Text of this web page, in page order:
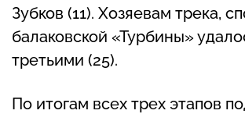
Зубков (11). Хозяевам трека,
балаковской «Турбины»
третьими (25).
По итогам всех трех этапов